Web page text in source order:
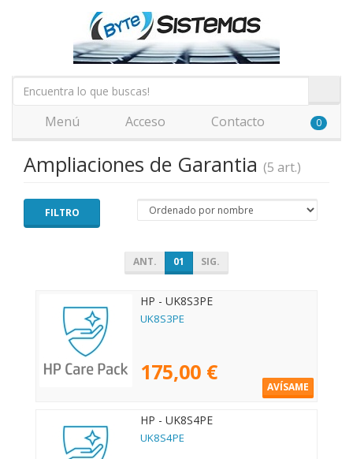
Menú Acceso Contacto 0
Ampliaciones de Garantia (5 art.)
FILTRO
ANT. 01 SIG.
HP - UK8S3PE
UK8S3PE
175,00 €
AVÍSAME
HP - UK8S4PE
UK8S4PE